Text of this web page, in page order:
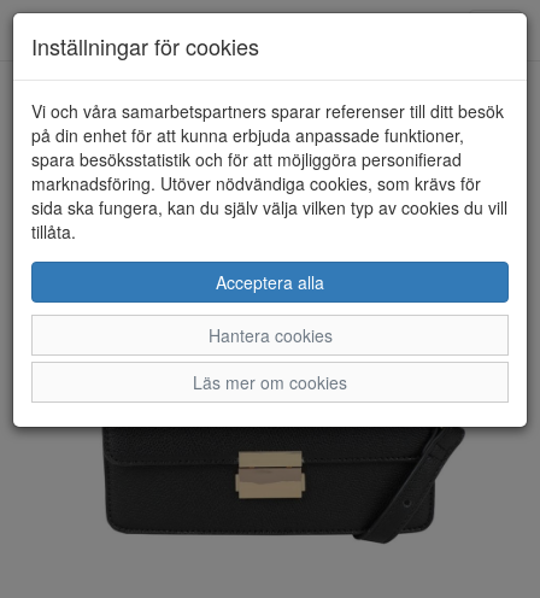
HEM ULRIKA DESIGN
Inställningar för cookies
Vi och våra samarbetspartners sparar referenser till ditt besök
på din enhet för att kunna erbjuda anpassade funktioner,
spara besöksstatistik och för att möjliggöra personifierad
marknadsföring. Utöver nödvändiga cookies, som krävs för
sida ska fungera, kan du själv välja vilken typ av cookies du vill
tillåta.
Acceptera alla
Hantera cookies
Läs mer om cookies